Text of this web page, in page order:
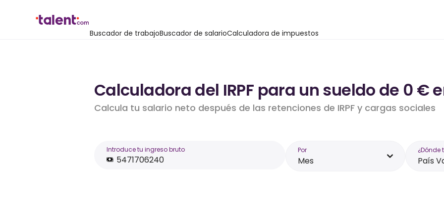
Buscador de trabajoBuscador de salarioCalculadora de impuestos
Calculadora del IRPF para un sueldo de 0 €
Calcula tu salario neto después de las retenciones de IRPF y cargas sociales
Introduce tu ingreso bruto Por
Mes
¿Dónde
País